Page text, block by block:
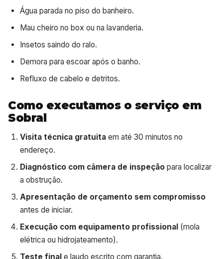
Água parada no piso do banheiro.
Mau cheiro no box ou na lavanderia.
Insetos saindo do ralo.
Demora para escoar após o banho.
Refluxo de cabelo e detritos.
Como executamos o serviço em
Sobral
Visita técnica gratuita em até 30 minutos no
endereço.
Diagnóstico com câmera de inspeção para localizar
a obstrução.
Apresentação de orçamento sem compromisso
antes de iniciar.
Execução com equipamento profissional (mola
elétrica ou hidrojateamento).
Teste final e laudo escrito com garantia.